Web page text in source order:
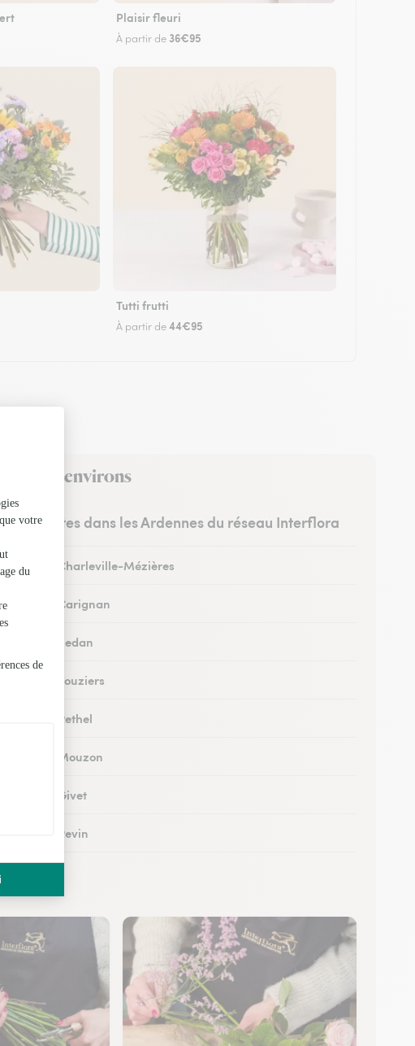
Plaisir fleuri
À partir de 36€95
Tutti frutti
À partir de44€95
ses environs
fleuristes dans les Ardennes du réseau Interflora
à Charleville-Mézières
à Carignan
à Sedan
à Vouziers
à Rethel
à Mouzon
à Givet
à Revin